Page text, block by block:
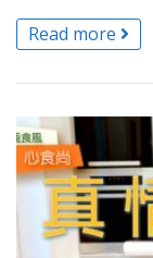
Read more